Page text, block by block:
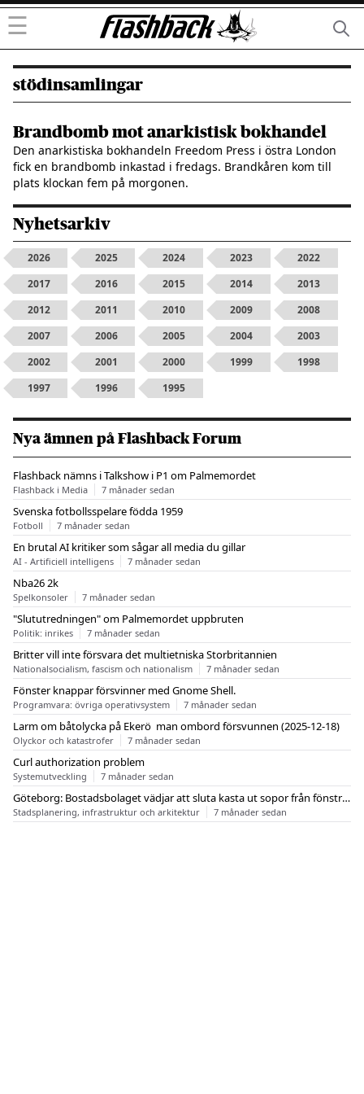
☰
stödinsamlingar
Brandbomb mot anarkistisk bokhandel
Den anarkistiska bokhandeln Freedom Press i östra London
fick en brandbomb inkastad i fredags. Brandkåren kom till
plats klockan fem på morgonen.
Nyhetsarkiv
2026 2025 2024 2023
2022
2017
2016 2015 2014
2013
2012
2011 2010 2009
2008
2007
2006 2005 2004
2003
2002
2001 2000 1999
1998
1997
1996 1995
Nya ämnen på Flashback Forum
Flashback nämns i Talkshow i P1 om Palmemordet
Flashback i Media 7 månader sedan
Svenska fotbollsspelare födda 1959
Fotboll 7 månader sedan
En brutal AI kritiker som sågar all media du gillar
AI - Artificiell intelligens 7 månader sedan
Nba26 2k
Spelkonsoler 7 månader sedan
"Slututredningen" om Palmemordet uppbruten
Politik: inrikes 7 månader sedan
Britter vill inte försvara det multietniska Storbritannien
Nationalsocialism, fascism och nationalism 7 månader sedan
Fönster knappar försvinner med Gnome Shell.
Programvara: övriga operativsystem 7 månader sedan
Larm om båtolycka på Ekerö  man ombord försvunnen (2025-12-18)
Olyckor och katastrofer 7 månader sedan
Curl authorization problem
Systemutveckling 7 månader sedan
Göteborg: Bostadsbolaget vädjar att sluta kasta ut sopor från fönstren
Stadsplanering, infrastruktur och arkitektur 7 månader sedan